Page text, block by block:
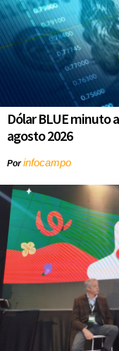
Dólar BLUE minuto
agosto 2026
Porinfocampo